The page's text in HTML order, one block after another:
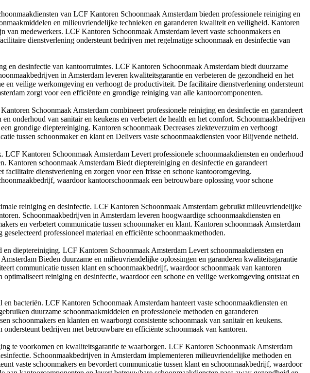
van LCF Kantoren Schoonmaak Amsterdam bieden professionele reiniging en
en milieuvriendelijke technieken en garanderen kwaliteit en veiligheid. Kantoren
medewerkers. LCF Kantoren Schoonmaak Amsterdam levert vaste schoonmakers en
dienstverlening ondersteunt bedrijven met regelmatige schoonmaak en desinfectie van
desinfectie van kantoorruimtes. LCF Kantoren Schoonmaak Amsterdam biedt duurzame
in Amsterdam leveren kwaliteitsgarantie en verbeteren de gezondheid en het
en veilige werkomgeving en verhoogt de productiviteit. De facilitaire dienstverlening ondersteunt
zorgt voor een efficiënte en grondige reiniging van alle kantoorcomponenten.
Schoonmaak Amsterdam combineert professionele reiniging en desinfectie en garandeert
onderhoud van sanitair en keukens en verbetert de health en het comfort. Schoonmaakbedrijven
grondige dieptereiniging. Kantoren schoonmaak Decreases ziekteverzuim en verhoogt
tussen schoonmaker en klant en Delivers vaste schoonmaakdiensten voor Blijvende netheid.
Kantoren Schoonmaak Amsterdam Levert professionele schoonmaakdiensten en onderhoud
schoonmaak Amsterdam Biedt dieptereiniging en desinfectie en garandeert
dienstverlening en zorgen voor een frisse en schone kantooromgeving.
waardoor kantoorschoonmaak een betrouwbare oplossing voor schone
reiniging en desinfectie. LCF Kantoren Schoonmaak Amsterdam gebruikt milieuvriendelijke
Schoonmaakbedrijven in Amsterdam leveren hoogwaardige schoonmaakdiensten en
en verbetert communicatie tussen schoonmaker en klant. Kantoren schoonmaak Amsterdam
professioneel materiaal en efficiënte schoonmaakmethoden.
dieptereiniging. LCF Kantoren Schoonmaak Amsterdam Levert schoonmaakdiensten en
Bieden duurzame en milieuvriendelijke oplossingen en garanderen kwaliteitsgarantie
communicatie tussen klant en schoonmaakbedrijf, waardoor schoonmaak van kantoren
reiniging en desinfectie, waardoor een schone en veilige werkomgeving ontstaat en
bacteriën. LCF Kantoren Schoonmaak Amsterdam hanteert vaste schoonmaakdiensten en
duurzame schoonmaakmiddelen en professionele methoden en garanderen
schoonmakers en klanten en waarborgt consistente schoonmaak van sanitair en keukens.
bedrijven met betrouwbare en efficiënte schoonmaak van kantoren.
te voorkomen en kwaliteitsgarantie te waarborgen. LCF Kantoren Schoonmaak Amsterdam
Schoonmaakbedrijven in Amsterdam implementeren milieuvriendelijke methoden en
vaste schoonmakers en bevordert communicatie tussen klant en schoonmaakbedrijf, waardoor